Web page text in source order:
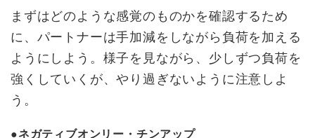
まずはどのような感覚のものかを確認するため
に、パートナーは手加減をしながら負荷を加える
ようにしよう。様子を見ながら、少しずつ負荷を
強くしていくが、やり過ぎないように注意しよ
う。
●ネガティブオンリー・チンアップ